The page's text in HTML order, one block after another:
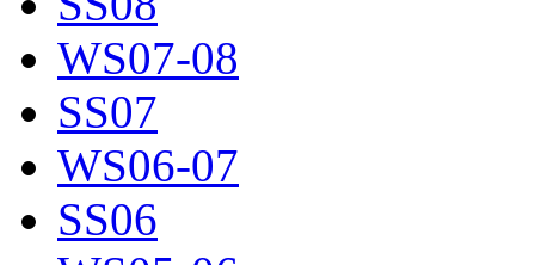
WS07-08
SS07
WS06-07
SS06